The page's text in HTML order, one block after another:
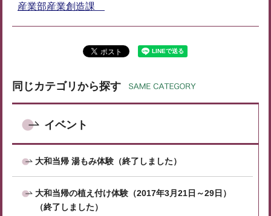
産業部産業創造課
同じカテゴリから探す
イベント
大和当帰 湯もみ体験（終了しました）
大和当帰の植え付け体験（2017年3月21日～29日）
（終了しました）